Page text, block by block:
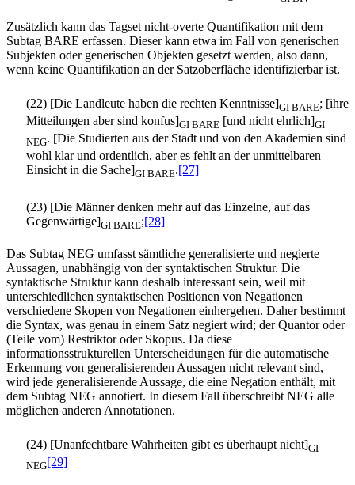
Zusätzlich kann das Tagset nicht-overte Quantifikation mit dem
Subtag BARE erfassen. Dieser kann etwa im Fall von generischen
Subjekten oder generischen Objekten gesetzt werden, also dann,
wenn keine Quantifikation an der Satzoberfläche identifizierbar ist.
(22) [Die Landleute haben die rechten Kenntnisse]GI BARE; [ihre
Mitteilungen aber sind konfus]GI BARE [und nicht ehrlich]GI
NEG. [Die Studierten aus der Stadt und von den Akademien sind
wohl klar und ordentlich, aber es fehlt an der unmittelbaren
Einsicht in die Sache]GI BARE.[27]
(23) [Die Männer denken mehr auf das Einzelne, auf das
Gegenwärtige]GI BARE;[28]
Das Subtag NEG umfasst sämtliche generalisierte und negierte
Aussagen, unabhängig von der syntaktischen Struktur. Die
syntaktische Struktur kann deshalb interessant sein, weil mit
unterschiedlichen syntaktischen Positionen von Negationen
verschiedene Skopen von Negationen einhergehen. Daher bestimmt
die Syntax, was genau in einem Satz negiert wird; der Quantor oder
(Teile vom) Restriktor oder Skopus. Da diese
informationsstrukturellen Unterscheidungen für die automatische
Erkennung von generalisierenden Aussagen nicht relevant sind,
wird jede generalisierende Aussage, die eine Negation enthält, mit
dem Subtag NEG annotiert. In diesem Fall überschreibt NEG alle
möglichen anderen Annotationen.
(24) [Unanfechtbare Wahrheiten gibt es überhaupt nicht]GI
NEG[29]